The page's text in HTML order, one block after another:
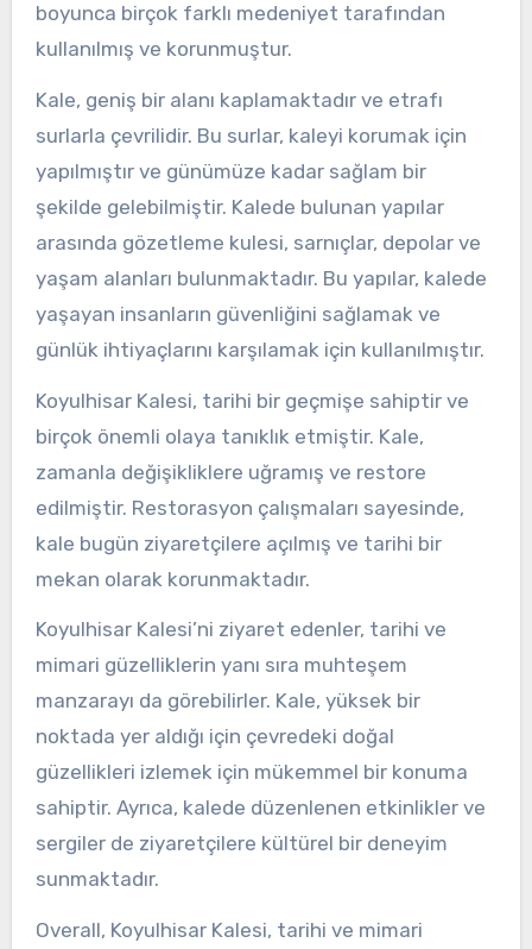
boyunca birçok farklı medeniyet tarafından
kullanılmış ve korunmuştur.
Kale, geniş bir alanı kaplamaktadır ve etrafı
surlarla çevrilidir. Bu surlar, kaleyi korumak için
yapılmıştır ve günümüze kadar sağlam bir
şekilde gelebilmiştir. Kalede bulunan yapılar
arasında gözetleme kulesi, sarnıçlar, depolar ve
yaşam alanları bulunmaktadır. Bu yapılar, kalede
yaşayan insanların güvenliğini sağlamak ve
günlük ihtiyaçlarını karşılamak için kullanılmıştır.
Koyulhisar Kalesi, tarihi bir geçmişe sahiptir ve
birçok önemli olaya tanıklık etmiştir. Kale,
zamanla değişikliklere uğramış ve restore
edilmiştir. Restorasyon çalışmaları sayesinde,
kale bugün ziyaretçilere açılmış ve tarihi bir
mekan olarak korunmaktadır.
Koyulhisar Kalesi’ni ziyaret edenler, tarihi ve
mimari güzelliklerin yanı sıra muhteşem
manzarayı da görebilirler. Kale, yüksek bir
noktada yer aldığı için çevredeki doğal
güzellikleri izlemek için mükemmel bir konuma
sahiptir. Ayrıca, kalede düzenlenen etkinlikler ve
sergiler de ziyaretçilere kültürel bir deneyim
sunmaktadır.
Overall, Koyulhisar Kalesi, tarihi ve mimari